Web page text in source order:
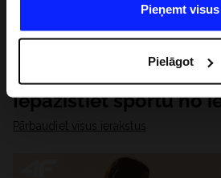
Jūsu atļauju, mēs varam pārsūtīt
saviem partneriem, lai uzlabotu
saturu un uzlabotu mūsu partneru
( piem. socialos tīklus). Detalizētu
mūsu Privātuma politikā un sadaļā
Pieņemt visus
Pielāgot
Iepazīstiet sportu no
Pārbaudiet visus ierakstus